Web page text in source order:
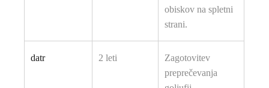
obiskov na spletni
strani.
datr 2 leti
Zagotovitev
preprečevanja